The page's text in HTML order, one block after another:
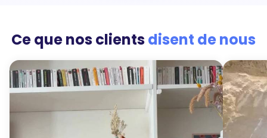
Ce que nos clientsdisent de nous